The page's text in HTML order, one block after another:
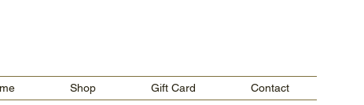
Shop Gift Card Contact